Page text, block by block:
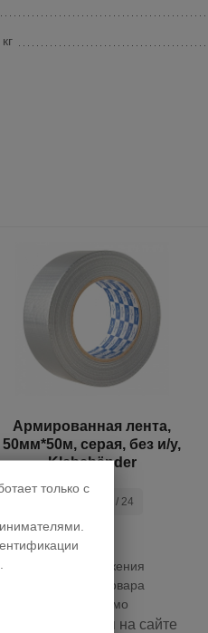
Армированная лента,
50мм*50м, серая, без и/у,
Klebebänder
шт. 1 / 1 / 24
Для отображения
стоимости товара
необходимо
Авторизоваться на сайте
только с